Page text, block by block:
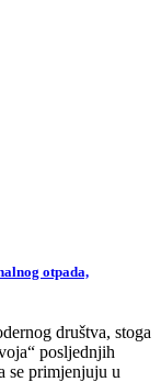
otpada,
društva, stoga
posljednjih
se primjenjuju u